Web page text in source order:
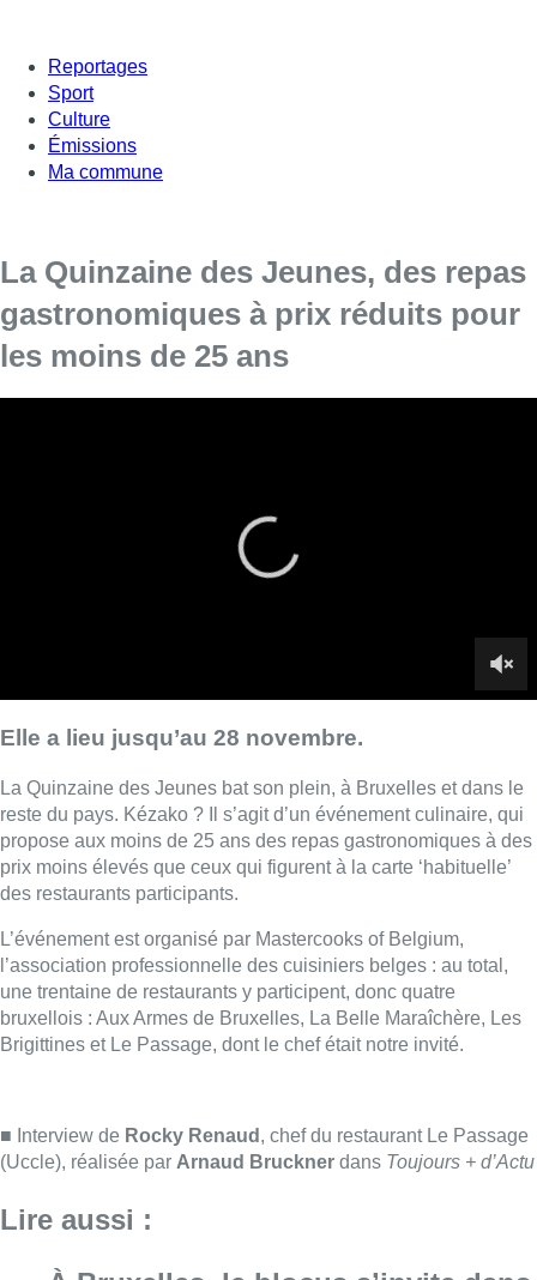
Reportages
Sport
Culture
Émissions
Ma commune
La Quinzaine des Jeunes, des repas
gastronomiques à prix réduits pour
les moins de 25 ans
propose aux moins de 25 ans des repas gastronomiques à des
prix moins élevés que ceux qui figurent à la carte ‘habituelle’
l’association professionnelle des cuisiniers belges : au total,
bruxellois : Aux Armes de Bruxelles, La Belle Maraîchère, Les
■ Interview de Rocky Renaud, chef du restaurant Le Passage
(Uccle), réalisée parArnaud BrucknerdansToujours + d’Actu
Lire aussi :
À Bruxelles, le blocus s’invite dans
des lieux insolites : “C’est
exceptionnel, il faut se l’avouer”